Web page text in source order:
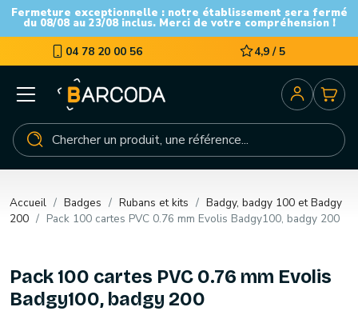
Fermeture exceptionnelle : notre établissement sera fermé
du 08/08 au 23/08 inclus. Merci de votre compréhension !
04 78 20 00 56 4,9 / 5
Accueil Badges Rubans et kits
Badgy, badgy 100 et Badgy
200
Pack 100 cartes PVC 0.76 mm Evolis Badgy100, badgy 200
Pack 100 cartes PVC 0.76 mm Evolis
Badgy100, badgy 200